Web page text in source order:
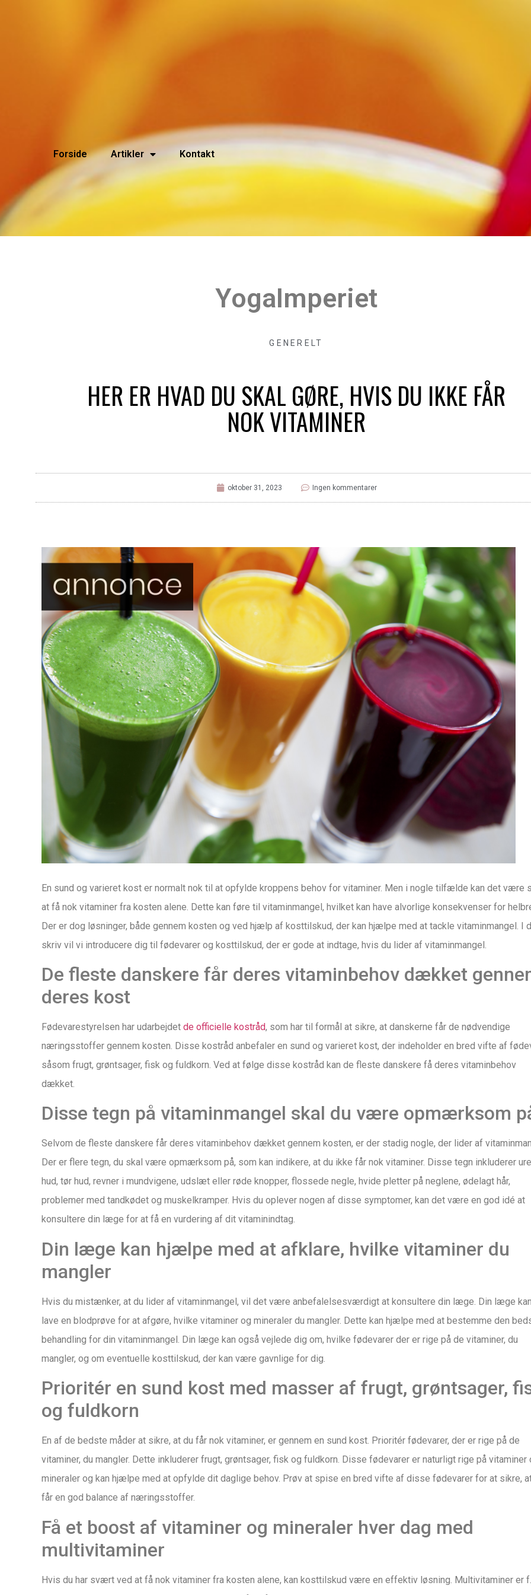
Forside Artikler Kontakt
YogaImperiet
GENERELT
HER ER HVAD DU SKAL GØRE, HVIS DU IKKE FÅR
NOK VITAMINER
oktober 31, 2023 Ingen kommentarer
En sund og varieret kost er normalt nok til at opfylde kroppens behov for vitaminer. Men i nogle tilfælde kan det være
at få nok vitaminer fra kosten alene. Dette kan føre til vitaminmangel, hvilket kan have alvorlige konsekvenser for
Der er dog løsninger, både gennem kosten og ved hjælp af kosttilskud, der kan hjælpe med at tackle vitaminmangel. I
skriv vil vi introducere dig til fødevarer og kosttilskud, der er gode at indtage, hvis du lider af vitaminmangel.
De fleste danskere får deres vitaminbehov dækket
deres kost
Fødevarestyrelsen har udarbejdet de officielle kostråd, som har til formål at sikre, at danskerne får de nødvendige
næringsstoffer gennem kosten. Disse kostråd anbefaler en sund og varieret kost, der indeholder en bred vifte af
såsom frugt, grøntsager, fisk og fuldkorn. Ved at følge disse kostråd kan de fleste danskere få deres vitaminbehov
dækket.
Disse tegn på vitaminmangel skal du være opmærksom
Selvom de fleste danskere får deres vitaminbehov dækket gennem kosten, er der stadig nogle, der lider af
Der er flere tegn, du skal være opmærksom på, som kan indikere, at du ikke får nok vitaminer. Disse tegn inkluderer
hud, tør hud, revner i mundvigene, udslæt eller røde knopper, flossede negle, hvide pletter på neglene, ødelagt hår,
problemer med tandkødet og muskelkramper. Hvis du oplever nogen af disse symptomer, kan det være en god idé at
konsultere din læge for at få en vurdering af dit vitaminindtag.
Din læge kan hjælpe med at afklare, hvilke vitaminer du
mangler
Hvis du mistænker, at du lider af vitaminmangel, vil det være anbefalelsesværdigt at konsultere din læge. Din læge kan
lave en blodprøve for at afgøre, hvilke vitaminer og mineraler du mangler. Dette kan hjælpe med at bestemme den
behandling for din vitaminmangel. Din læge kan også vejlede dig om, hvilke fødevarer der er rige på de vitaminer, du
mangler, og om eventuelle kosttilskud, der kan være gavnlige for dig.
Prioritér en sund kost med masser af frugt, grøntsager,
og fuldkorn
En af de bedste måder at sikre, at du får nok vitaminer, er gennem en sund kost. Prioritér fødevarer, der er rige på de
vitaminer, du mangler. Dette inkluderer frugt, grøntsager, fisk og fuldkorn. Disse fødevarer er naturligt rige på vitaminer
mineraler og kan hjælpe med at opfylde dit daglige behov. Prøv at spise en bred vifte af disse fødevarer for at sikre,
får en god balance af næringsstoffer.
Få et boost af vitaminer og mineraler hver dag med
multivitaminer
Hvis du har svært ved at få nok vitaminer fra kosten alene, kan kosttilskud være en effektiv løsning. Multivitaminer er